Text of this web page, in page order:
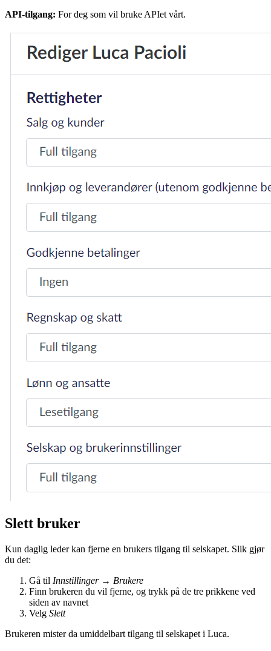
API-tilgang: For deg som vil bruke APIet vårt.
Slett bruker
Kun daglig leder kan fjerne en brukers tilgang til selskapet. Slik gjør
du det:
Gå til Innstillinger→ Brukere
Finn brukeren du vil fjerne, og trykk på de tre prikkene ved
siden av navnet
Velg Slett
Brukeren mister da umiddelbart tilgang til selskapet i Luca.